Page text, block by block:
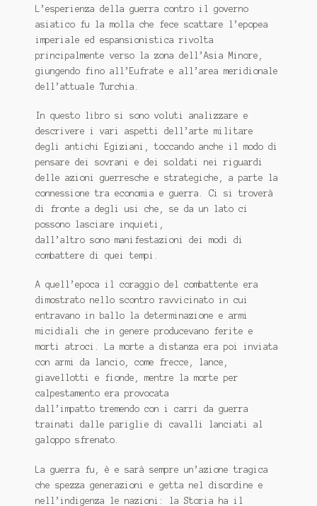
L’esperienza della guerra contro il governo
asiatico fu la molla che fece scattare l’epopea
imperiale ed espansionistica rivolta
principalmente verso la zona dell’Asia Minore,
giungendo fino all’Eufrate e all’area meridionale
dell’attuale Turchia.
In questo libro si sono voluti analizzare e
descrivere i vari aspetti dell’arte militare
degli antichi Egiziani, toccando anche il modo di
pensare dei sovrani e dei soldati nei riguardi
delle azioni guerresche e strategiche, a parte la
connessione tra economia e guerra. Ci si troverà
di fronte a degli usi che, se da un lato ci
possono lasciare inquieti,
dall’altro sono manifestazioni dei modi di
combattere di quei tempi.
A quell’epoca il coraggio del combattente era
dimostrato nello scontro ravvicinato in cui
entravano in ballo la determinazione e armi
micidiali che in genere producevano ferite e
morti atroci. La morte a distanza era poi inviata
con armi da lancio, come frecce, lance,
giavellotti e fionde, mentre la morte per
calpestamento era provocata
dall’impatto tremendo con i carri da guerra
trainati dalle pariglie di cavalli lanciati al
galoppo sfrenato.
La guerra fu, è e sarà sempre un’azione tragica
che spezza generazioni e getta nel disordine e
nell’indigenza le nazioni: la Storia ha il